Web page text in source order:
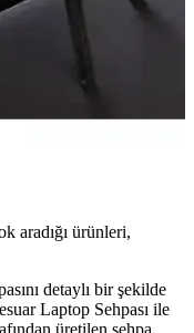
aradığı ürünleri,
detaylı bir şekilde
Laptop Sehpası ile
üretilen sehpa,